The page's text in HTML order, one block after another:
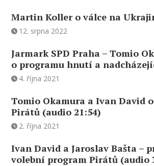
Martin Koller o válce na
12. srpna 2022
Jarmark SPD Praha – Tomio
o programu hnutí a
4. října 2021
Tomio Okamura a Ivan David
Pirátů (audio 21:54)
2. října 2021
Ivan David a Jaroslav Bašta –
volební program Pirátů (audio